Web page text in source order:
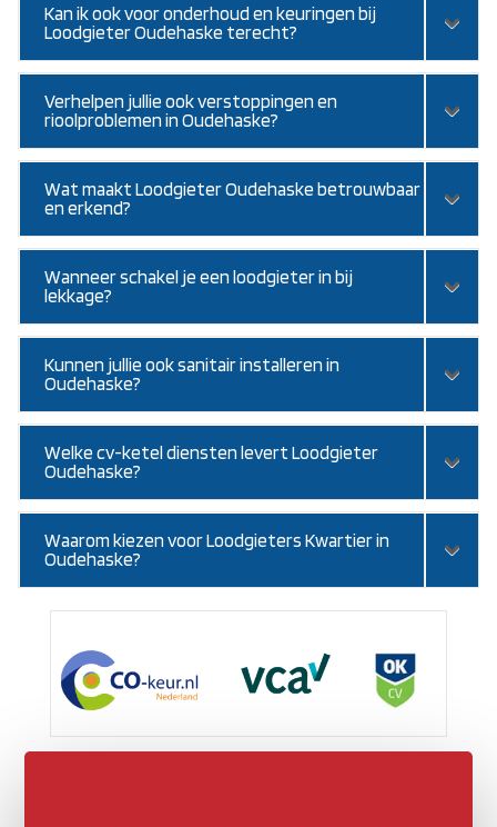
Kan ik ook voor onderhoud en keuringen bij
Loodgieter Oudehaske terecht?
Verhelpen jullie ook verstoppingen en
rioolproblemen in Oudehaske?
Wat maakt Loodgieter Oudehaske betrouwbaar
en erkend?
Wanneer schakel je een loodgieter in bij
lekkage?
Kunnen jullie ook sanitair installeren in
Oudehaske?
Welke cv-ketel diensten levert Loodgieter
Oudehaske?
Waarom kiezen voor Loodgieters Kwartier in
Oudehaske?